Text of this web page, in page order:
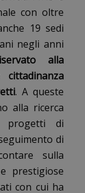
con oltre
19 sedi
negli anni
alla
. A queste
alla ricerca
progetti di
di
sulla
prestigiose
con cui ha